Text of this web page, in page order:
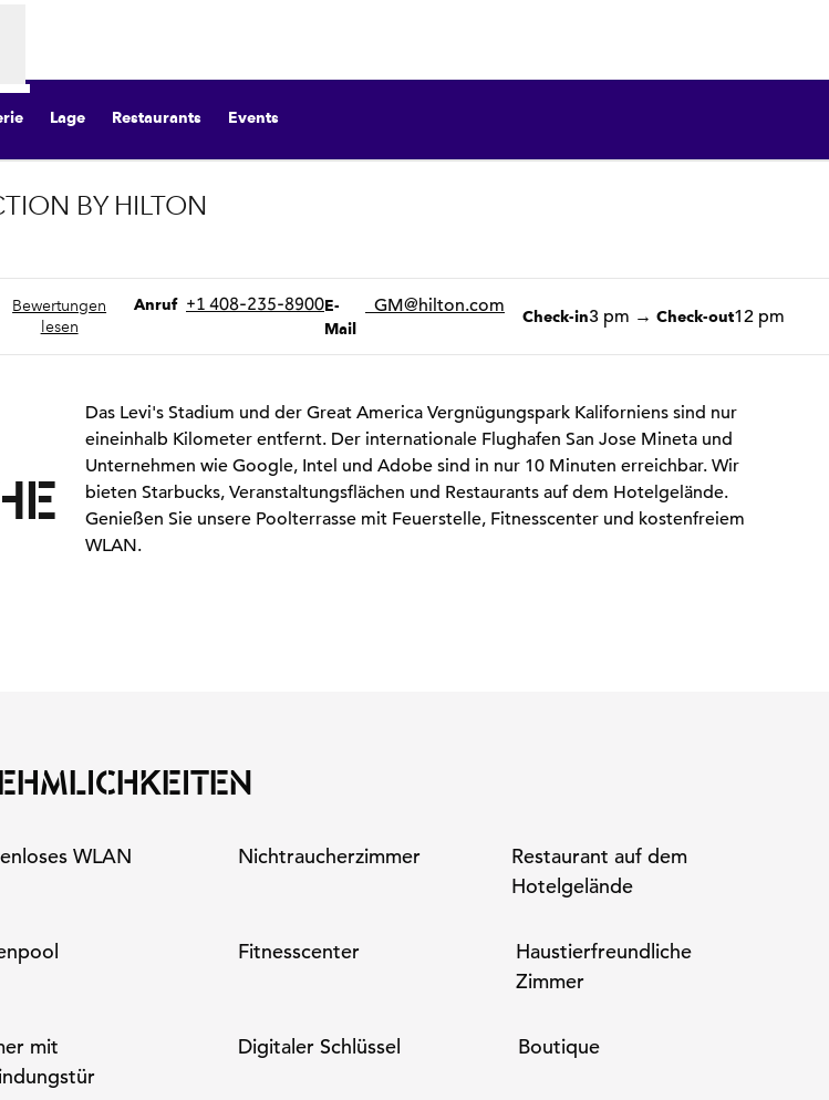
Lage Restaurants Events
BY HILTON
Bewertungen
lesen
Anruf
Telefon+1 408-235-8900E-
Mail
E-MailSJCAV
_GM@hilton.com Check-in3 pm → Check-out12 pm
Das Levi's Stadium und der Great America Vergnügungspark Kaliforniens sind nur
eineinhalb Kilometer entfernt. Der internationale Flughafen San Jose Mineta und
Unternehmen wie Google, Intel und Adobe sind in nur 10 Minuten erreichbar. Wir
bieten Starbucks, Veranstaltungsflächen und Restaurants auf dem Hotelgelände.
Genießen Sie unsere Poolterrasse mit Feuerstelle, Fitnesscenter und kostenfreiem
WLAN.
WLAN Nichtraucher­zimmer
Restaurant auf dem
Hotelgelände
Fitnesscenter
Haustier­freundliche
Zimmer
mit
Digitaler Schlüssel Boutique